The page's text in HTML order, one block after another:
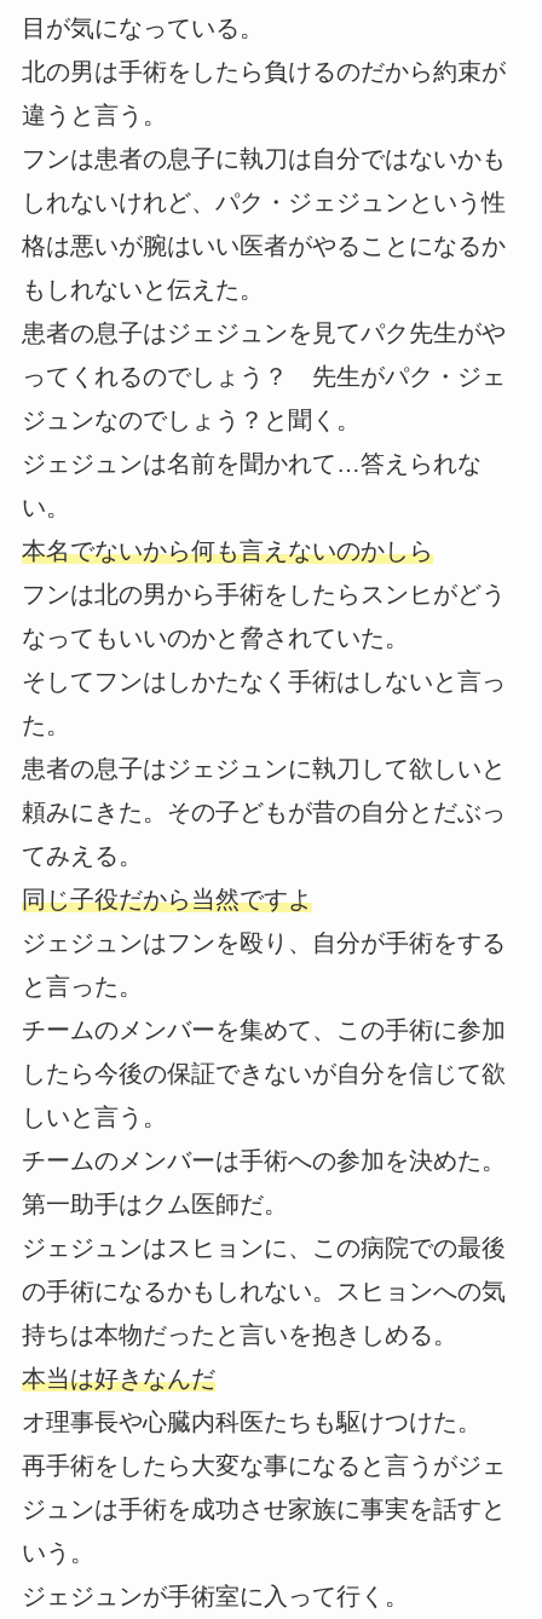
目が気になっている。
北の男は手術をしたら負けるのだから約束が
違うと言う。
フンは患者の息子に執刀は自分ではないかも
しれないけれど、パク・ジェジュンという性
格は悪いが腕はいい医者がやることになるか
もしれないと伝えた。
患者の息子はジェジュンを見てパク先生がや
ってくれるのでしょう？ 先生がパク・ジェ
ジュンなのでしょう？と聞く。
ジェジュンは名前を聞かれて…答えられな
い。
本名でないから何も言えないのかしら
フンは北の男から手術をしたらスンヒがどう
なってもいいのかと脅されていた。
そしてフンはしかたなく手術はしないと言っ
た。
患者の息子はジェジュンに執刀して欲しいと
頼みにきた。その子どもが昔の自分とだぶっ
てみえる。
同じ子役だから当然ですよ
ジェジュンはフンを殴り、自分が手術をする
と言った。
チームのメンバーを集めて、この手術に参加
したら今後の保証できないが自分を信じて欲
しいと言う。
チームのメンバーは手術への参加を決めた。
第一助手はクム医師だ。
ジェジュンはスヒョンに、この病院での最後
の手術になるかもしれない。スヒョンへの気
持ちは本物だったと言いを抱きしめる。
本当は好きなんだ
オ理事長や心臓内科医たちも駆けつけた。
再手術をしたら大変な事になると言うがジェ
ジュンは手術を成功させ家族に事実を話すと
いう。
ジェジュンが手術室に入って行く。